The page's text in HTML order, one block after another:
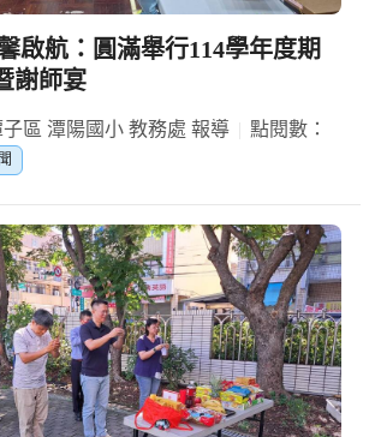
啟航：圓滿舉行114學年度期
謝師宴
子區 潭陽國小 教務處 報導
點閱數：